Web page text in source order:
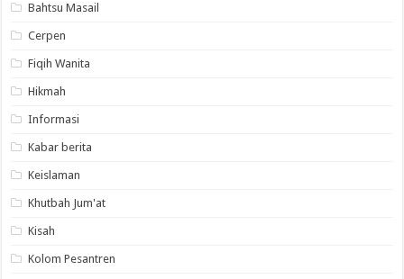
Bahtsu Masail
Cerpen
Fiqih Wanita
Hikmah
Informasi
Kabar berita
Keislaman
Khutbah Jum'at
Kisah
Kolom Pesantren